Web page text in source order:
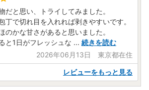
だと思い、トライしてみました。
丁で切れ目を入れれば剥きやすいです。
のかな甘さがあると思いました。
と1日がフレッシュな ... 続きを読む
2026年06月13日 東京都在住
レビューをもっと見る